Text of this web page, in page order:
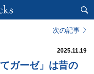
次の記事
2025.11.19
ガーゼ」は昔の